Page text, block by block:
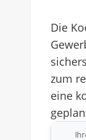
Die
zum
eine